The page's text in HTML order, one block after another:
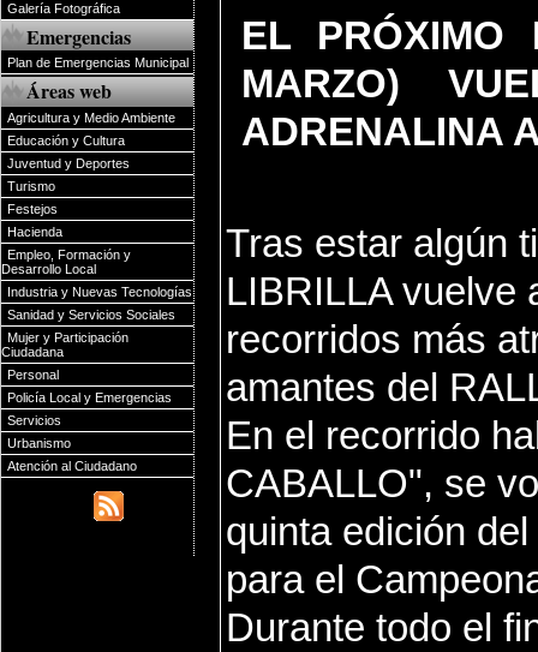
Galería Fotográfica
Emergencias
Plan de Emergencias Municipal
Áreas web
Agricultura y Medio Ambiente
Educación y Cultura
Juventud y Deportes
Turismo
Festejos
Hacienda
Empleo, Formación y
Desarrollo Local
Industria y Nuevas Tecnologías
Sanidad y Servicios Sociales
Mujer y Participación
Ciudadana
Personal
Policía Local y Emergencias
Servicios
Urbanismo
Atención al Ciudadano
EL
MARZO)
ADRENALINA
Tras estar algún
LIBRILLA vuelve
recorridos más
amantes del
En el recorrido
CABALLO", se
quinta edición
para el
Durante todo el